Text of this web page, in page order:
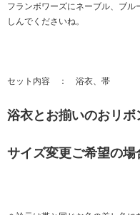
フランボワーズにネーブル、ブ
しんでくださいね。
セット内容 ： 浴衣、帯
浴衣とお揃いのおリボ
サイズ変更ご希望の場